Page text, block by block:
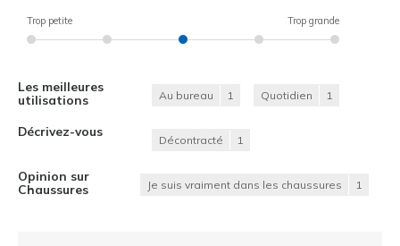
Trop petite Trop grande
Les meilleures
utilisations
Au bureau 1 Quotidien 1
Décrivez-vous
Décontracté 1
Opinion sur
Chaussures
Je suis vraiment dans les chaussures 1